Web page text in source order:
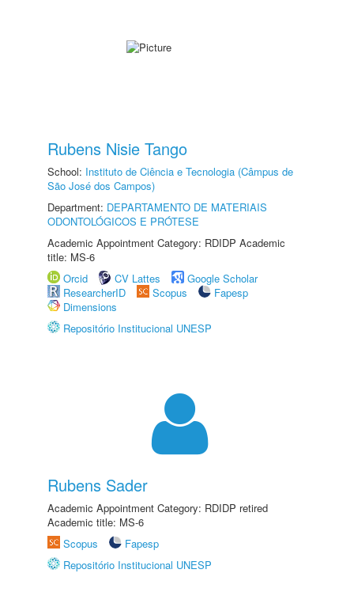
Rubens Nisie Tango
School: Instituto de Ciência e Tecnologia (Câmpus de
São José dos Campos)
Department: DEPARTAMENTO DE MATERIAIS
ODONTOLÓGICOS E PRÓTESE
Academic Appointment Category: RDIDP Academic
title: MS-6
Orcid
CV Lattes
Google Scholar
ResearcherID
Scopus
Fapesp
Dimensions
Repositório Institucional UNESP
Rubens Sader
Academic Appointment Category: RDIDP retired
Academic title: MS-6
Scopus
Fapesp
Repositório Institucional UNESP